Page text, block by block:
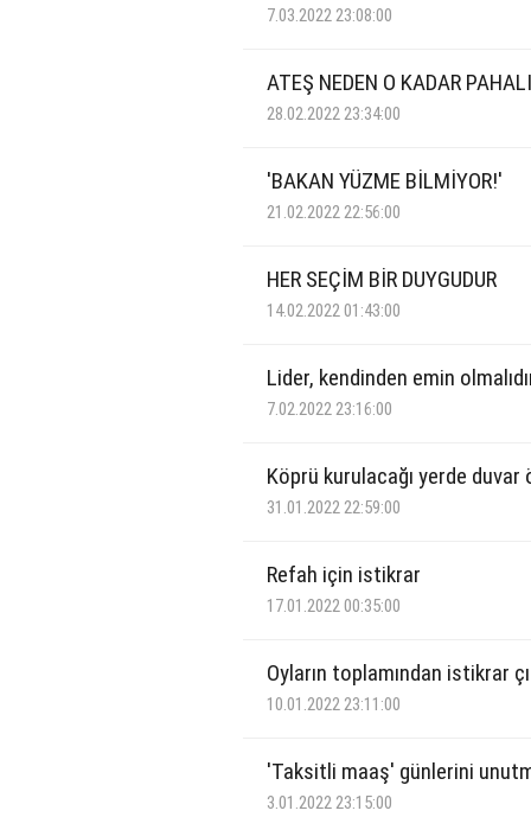
7.03.2022 23:08:00
ATEŞ NEDEN O KADAR PAHALI
28.02.2022 23:34:00
'BAKAN YÜZME BİLMİYOR!'
21.02.2022 22:56:00
HER SEÇİM BİR DUYGUDUR
14.02.2022 01:43:00
Lider, kendinden emin
7.02.2022 23:16:00
Köprü kurulacağı yerde
31.01.2022 22:59:00
Refah için istikrar
17.01.2022 00:35:00
Oyların toplamından istikrar
10.01.2022 23:11:00
'Taksitli maaş' günlerini
3.01.2022 23:15:00